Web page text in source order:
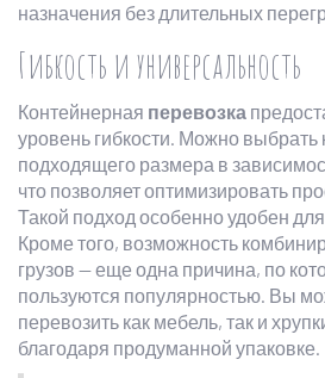
назначения без длительных
Гибкость и универсальность
Контейнерная перевозка
уровень гибкости. Можно выбрать
подходящего размера в
что позволяет оптимизировать
Такой подход особенно удобен
Кроме того, возможность
грузов — еще одна причина, по
пользуются популярностью. Вы
перевозить как мебель, так и
благодаря продуманной упаковке.